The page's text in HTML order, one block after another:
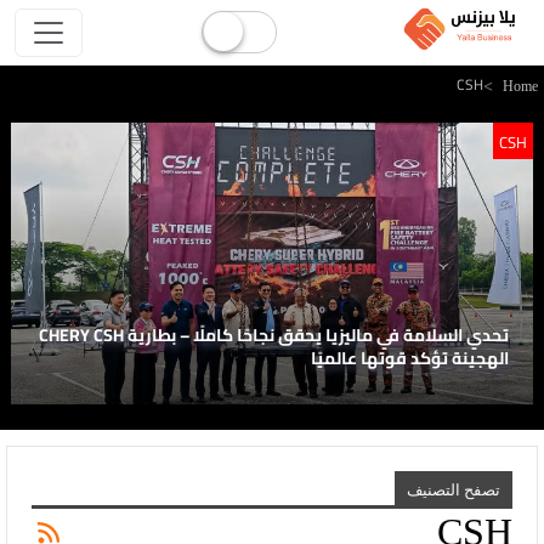
CSH
CSH
تحدي السلامة في ماليزيا يحقق نجاحًا كاملًا – بطارية CHERY CSH
الهجينة تؤكد قوتها عالميًا
تصفح التصنيف
CSH